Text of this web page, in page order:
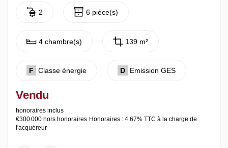
2 6 pièce(s)
4 chambre(s) 139 m²
F Classe énergie D Emission GES
Vendu
honoraires inclus
€300 000 hors honoraires Honoraires : 4.67% TTC à la charge de
l'acquéreur